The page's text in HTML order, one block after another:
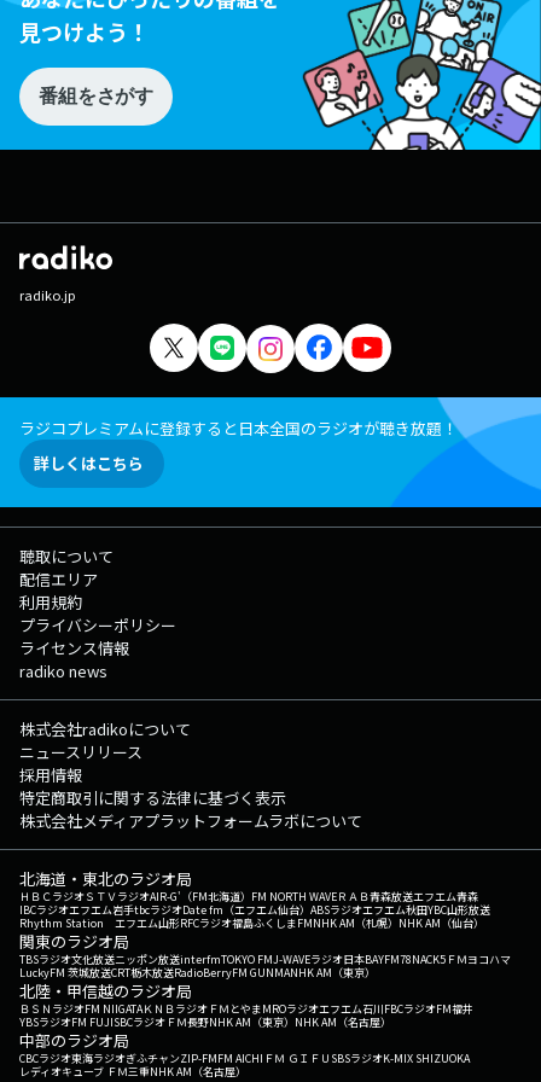
見つけよう！
番組をさがす
radiko.jp
ラジコプレミアムに登録すると日本全国のラジオが聴き放題！
詳しくはこちら
聴取について
配信エリア
利用規約
プライバシーポリシー
ライセンス情報
radiko news
株式会社radikoについて
ニュースリリース
採用情報
特定商取引に関する法律に基づく表示
株式会社メディアプラットフォームラボについて
北海道・東北のラジオ局
ＨＢＣラジオＳＴＶラジオAIR-G'（FM北海道） FM NORTH WAVEＲＡＢ青森放送エフエム青森
IBCラジオエフエム岩手tbcラジオDate fm（エフエム仙台） ABSラジオエフエム秋田YBC山形放送
Rhythm Station エフエム山形RFCラジオ福島ふくしまFMNHK AM（札幌） NHK AM（仙台）
関東のラジオ局
TBSラジオ文化放送ニッポン放送interfmTOKYO FMJ-WAVEラジオ日本BAYFM78NACK5 ＦＭヨコハマ
LuckyFM 茨城放送CRT栃木放送RadioBerryFM GUNMANHK AM（東京）
北陸・甲信越のラジオ局
ＢＳＮラジオFM NIIGATAＫＮＢラジオ ＦＭとやまMROラジオエフエム石川FBCラジオFM福井
YBSラジオFM FUJISBCラジオ ＦＭ長野NHK AM（東京） NHK AM（名古屋）
中部のラジオ局
CBCラジオ東海ラジオぎふチャンZIP-FMFM AICHI ＦＭ ＧＩＦＵ SBSラジオK-MIX SHIZUOKA
レディオキューブ ＦＭ三重NHK AM（名古屋）